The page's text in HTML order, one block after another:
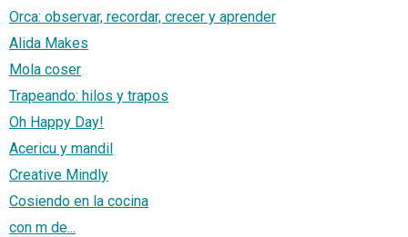
Orca: observar, recordar, crecer y aprender
Alida Makes
Mola coser
Trapeando: hilos y trapos
Oh Happy Day!
Acericu y mandil
Creative Mindly
Cosiendo en la cocina
con m de...